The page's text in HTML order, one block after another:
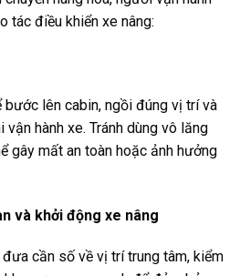
tác điều khiển xe nâng:
lên cabin, ngồi đúng vị trí và
hành xe. Tránh dùng vô lăng
gây mất an toàn hoặc ảnh hưởng
và khởi động xe nâng
cần số về vị trí trung tâm, kiểm